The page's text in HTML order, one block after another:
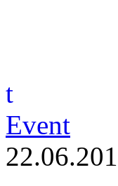
t
Event
22.06.201